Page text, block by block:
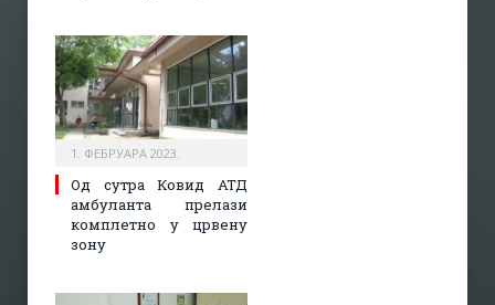
1. ФЕБРУАРА 2023.
Од сутра Ковид АТД
амбуланта прелази
комплетно у црвену
зону